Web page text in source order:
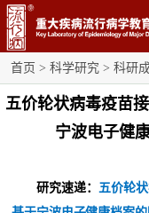
首页 > 科学研究 > 科研
五价轮状病毒疫苗
宁波电⼦健
研究速递：五价轮